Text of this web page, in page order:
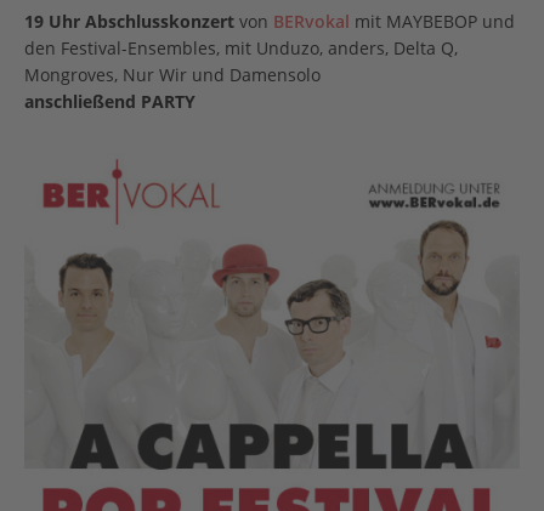
19 Uhr Abschlusskonzert von BERvokal mit MAYBEBOP und
den Festival-Ensembles, mit Unduzo, anders, Delta Q,
Mongroves, Nur Wir und Damensolo
anschließend PARTY